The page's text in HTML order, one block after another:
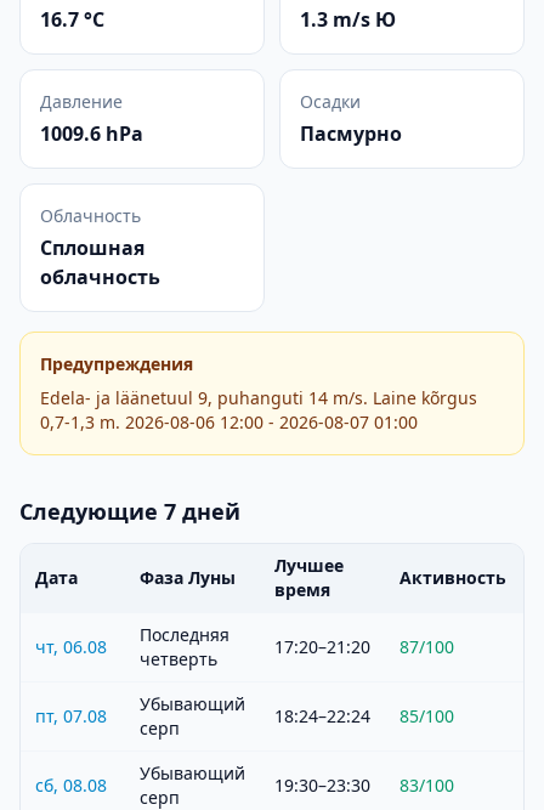
16.7 °C 1.3 m/s Ю
Давление
1009.6 hPa
Осадки
Пасмурно
Облачность
Сплошная
облачность
Предупреждения
Edela- ja läänetuul 9, puhanguti 14 m/s. Laine kõrgus
0,7-1,3 m. 2026-08-06 12:00 - 2026-08-07 01:00
Следующие 7 дней
Дата Фаза Луны
Лучшее
время
Активность
чт, 06.08
Последняя
четверть
17:20–21:20 87/100
пт, 07.08
Убывающий
серп
18:24–22:24 85/100
сб, 08.08
Убывающий
серп
19:30–23:30 83/100